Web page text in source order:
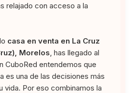
relajado con acceso a la
casa en venta en La Cruz
Morelos , has llegado al
CuboRed entendemos que
es una de las decisiones más
vida. Por eso combinamos la